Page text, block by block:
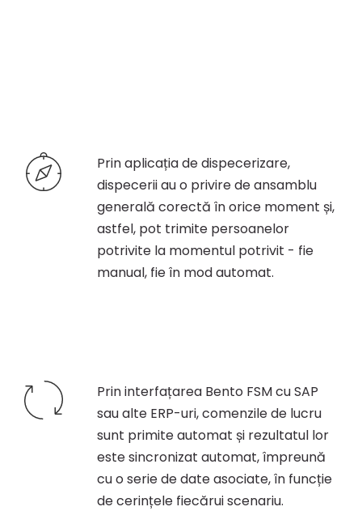
Prin aplicația de dispecerizare,
dispecerii au o privire de ansamblu
generală corectă în orice moment și,
astfel, pot trimite persoanelor
potrivite la momentul potrivit - fie
manual, fie în mod automat.
Prin interfațarea Bento FSM cu SAP
sau alte ERP-uri, comenzile de lucru
sunt primite automat și rezultatul lor
este sincronizat automat, împreună
cu o serie de date asociate, în funcție
de cerințele fiecărui scenariu.